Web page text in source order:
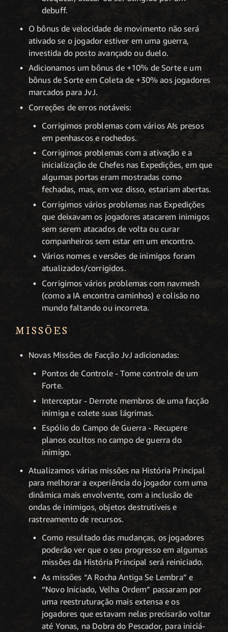
debuff.
O bônus de velocidade de movimento não será
ativado se o jogador estiver em uma guerra,
investida do posto avançado ou duelo.
Adicionamos um bônus de +10% de Sorte e um
bônus de Sorte em Coleta de +30% aos jogadores
marcados para JvJ.
Correções de erros notáveis:
Corrigimos problemas com vários AIs presos
em penhascos e rochedos.
Corrigimos problemas com a ativação e a
inicialização de Chefes nas Expedições, em que
algumas portas eram mostradas como
fechadas, mas, em vez disso, estariam abertas.
Corrigimos vários problemas nas Expedições
que deixavam os jogadores atacarem inimigos
sem serem atacados de volta ou curar
companheiros sem estar em um encontro.
Vários nomes e versões de inimigos foram
atualizados/corrigidos.
Corrigimos vários problemas com navmesh
(como a IA encontra caminhos) e colisão no
mundo faltando ou incorreta.
MISSÕES
Novas Missões de Facção JvJ adicionadas:
Pontos de Controle - Tome controle de um
Forte.
Interceptar - Derrote membros de uma facção
inimiga e colete suas lágrimas.
Espólio do Campo de Guerra - Recupere
planos ocultos no campo de guerra do
inimigo.
Atualizamos várias missões na História Principal
para melhorar a experiência do jogador com uma
dinâmica mais envolvente, com a inclusão de
ondas de inimigos, objetos destrutíveis e
rastreamento de recursos.
Como resultado das mudanças, os jogadores
poderão ver que o seu progresso em algumas
missões da História Principal será reiniciado.
As missões “A Rocha Antiga Se Lembra” e
“Novo Iniciado, Velha Ordem” passaram por
uma reestruturação mais extensa e os
jogadores que estavam nelas precisarão voltar
até Yonas, na Dobra do Pescador, para iniciá-